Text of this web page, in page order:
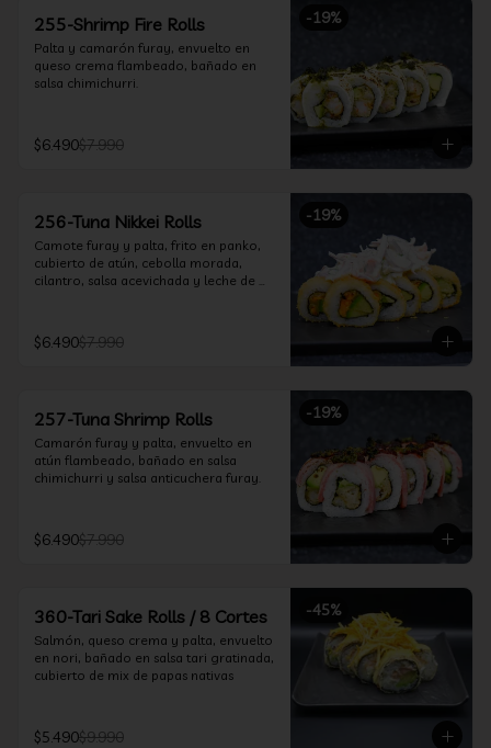
-19%
255-Shrimp Fire Rolls
Palta y camarón furay, envuelto en
queso crema flambeado, bañado en
salsa chimichurri.
$6.490$7.990
-19%
256-Tuna Nikkei Rolls
Camote furay y palta, frito en panko,
cubierto de atún, cebolla morada,
cilantro, salsa acevichada y leche de
$6.490$7.990
-19%
257-Tuna Shrimp Rolls
Camarón furay y palta, envuelto en
atún flambeado, bañado en salsa
chimichurri y salsa anticuchera furay.
$6.490$7.990
-45%
360-Tari Sake Rolls / 8 Cortes
Salmón, queso crema y palta, envuelto
en nori, bañado en salsa tari gratinada,
cubierto de mix de papas nativas
$5.490$9.990